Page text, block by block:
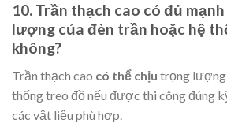
10. Trần thạch cao có đủ
lượng của đèn trần hoặc hệ
không?
Trần thạch cao có thể chịu trọng lượng
thống treo đồ nếu được thi công đúng
các vật liệu phù hợp.